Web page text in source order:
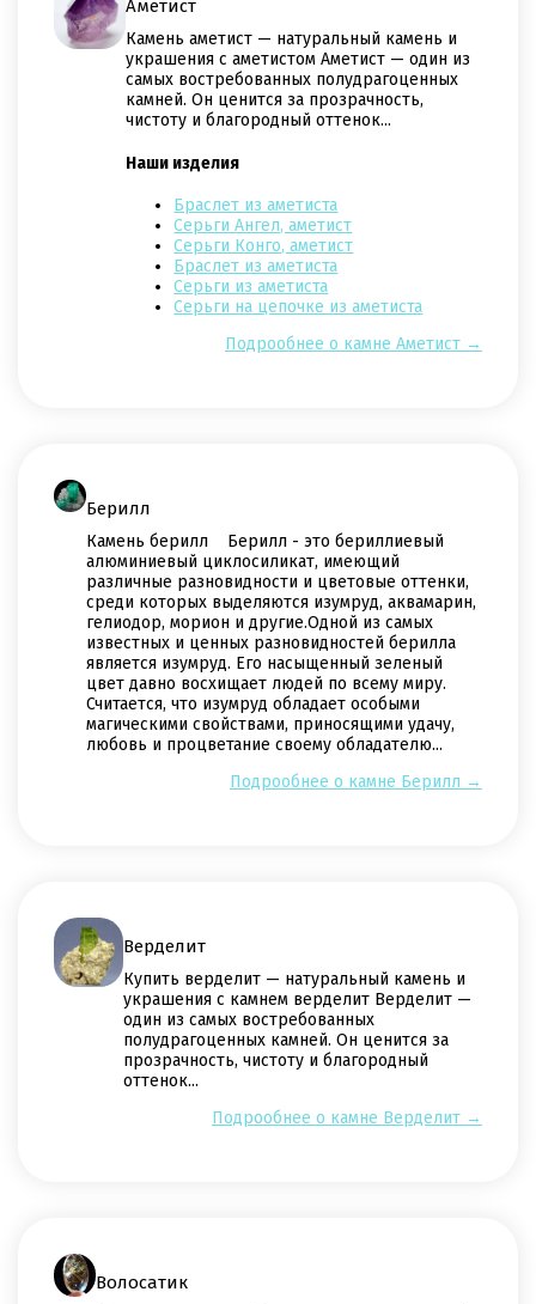
Аметист
Камень аметист — натуральный камень и
украшения с аметистом Аметист — один из
самых востребованных полудрагоценных
камней. Он ценится за прозрачность,
чистоту и благородный оттенок...
Наши изделия
Браслет из аметиста
Серьги Ангел, аметист
Серьги Конго, аметист
Браслет из аметиста
Серьги из аметиста
Серьги на цепочке из аметиста
Подрообнее о камне Аметист →
Берилл
Камень берилл Берилл - это бериллиевый
алюминиевый циклосиликат, имеющий
различные разновидности и цветовые оттенки,
среди которых выделяются изумруд, аквамарин,
гелиодор, морион и другие.Одной из самых
известных и ценных разновидностей берилла
является изумруд. Его насыщенный зеленый
цвет давно восхищает людей по всему миру.
Считается, что изумруд обладает особыми
магическими свойствами, приносящими удачу,
любовь и процветание своему обладателю...
Подрообнее о камне Берилл →
Верделит
Купить верделит — натуральный камень и
украшения с камнем верделит Верделит —
один из самых востребованных
полудрагоценных камней. Он ценится за
прозрачность, чистоту и благородный
оттенок...
Подрообнее о камне Верделит →
Волосатик